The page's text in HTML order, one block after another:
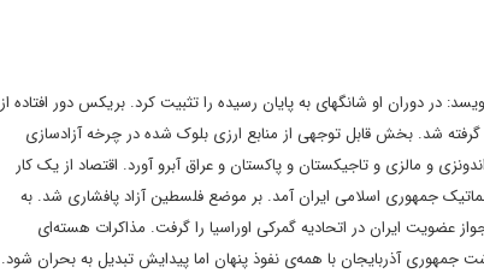
در دوران او شانگهای به پایان رسیده را تثبیت کرد. بریکس دور افتاده از
گرفته شد. بخش قابل توجهی از منابع ارزی بلوک شده در چرخه آزادسازی
و مالزی و تاجیکستان و پاکستان و عراق آبرو آورد. اقتصاد از یک کار
جمهوری اسلامی ایران آمد. بر موضع فلسطین آزاد پافشاری شد. به
ایران در اتحادیه گمرکی اوراسیا را گرفت. مذاکرات هسته‌ای
جمهوری آذربایجان با همه‌ی نفوذ پنهان اما پیدایش تبدیل به بحران شود.